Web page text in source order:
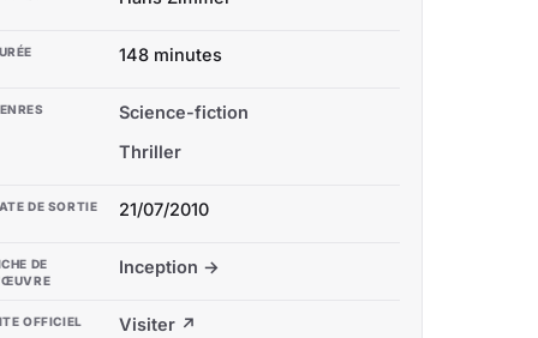
148 minutes
Science-fiction
Thriller
DE SORTIE 21/07/2010
DE
Inception →
OFFICIEL Visiter ↗